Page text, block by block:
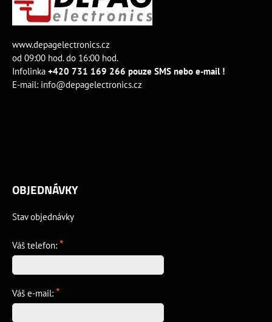
www.depagelectronics.cz
od 09:00 hod. do 16:00 hod.
Infolinka +420 731 169 266 pouze SMS nebo e-mail !
E-mail: info@depagelectronics.cz
OBJEDNÁVKY
Stav objednávky
Váš telefon: *
Váš e-mail: *